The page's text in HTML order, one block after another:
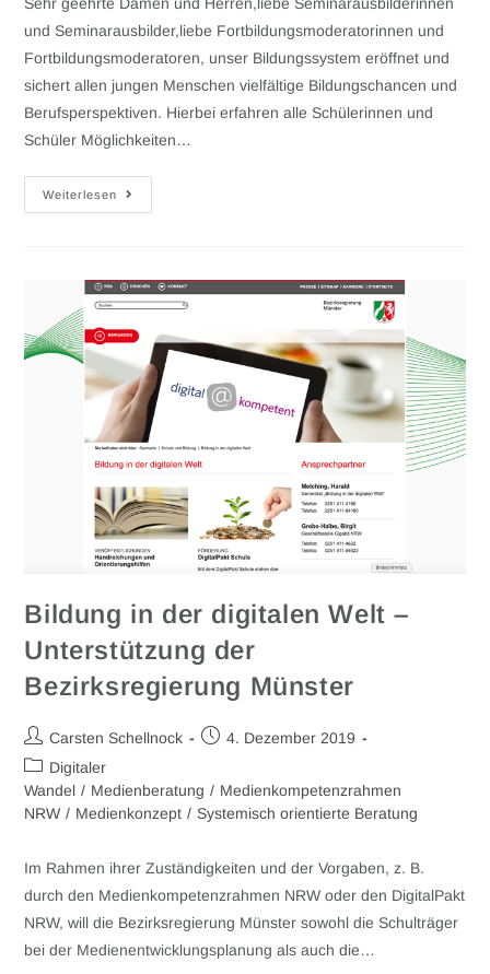
und Seminarausbilder,liebe Fortbildungsmoderatorinnen und
Fortbildungsmoderatoren, unser Bildungssystem eröffnet und
sichert allen jungen Menschen vielfältige Bildungschancen und
Berufsperspektiven. Hierbei erfahren alle Schülerinnen und
Schüler Möglichkeiten…
Weiterlesen
Bildung in der digitalen Welt –
Unterstützung der
Bezirksregierung Münster
Carsten Schellnock
4. Dezember 2019
Digitaler
Wandel / Medienberatung / Medienkompetenzrahmen
NRW / Medienkonzept / Systemisch orientierte Beratung
Im Rahmen ihrer Zuständigkeiten und der Vorgaben, z. B.
durch den Medienkompetenzrahmen NRW oder den DigitalPakt
NRW, will die Bezirksregierung Münster sowohl die Schulträger
bei der Medienentwicklungsplanung als auch die…